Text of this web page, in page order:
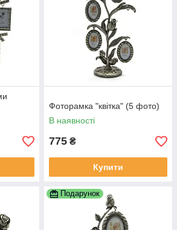
Фоторамка "квітка" (5 фото)
В наявності
775 ₴
Купити
Подарунок